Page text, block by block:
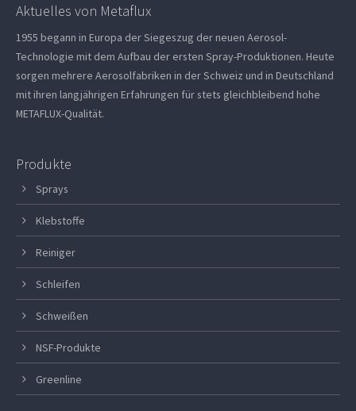
Aktuelles von Metaflux
1955 begann in Europa der Siegeszug der neuen Aerosol-
Technologie mit dem Aufbau der ersten Spray-Produktionen. Heute
sorgen mehrere Aerosolfabriken in der Schweiz und in Deutschland
mit ihren langjährigen Erfahrungen für stets gleichbleibend hohe
METAFLUX-Qualität.
Produkte
Sprays
Klebstoffe
Reiniger
Schleifen
Schweißen
NSF-Produkte
Greenline